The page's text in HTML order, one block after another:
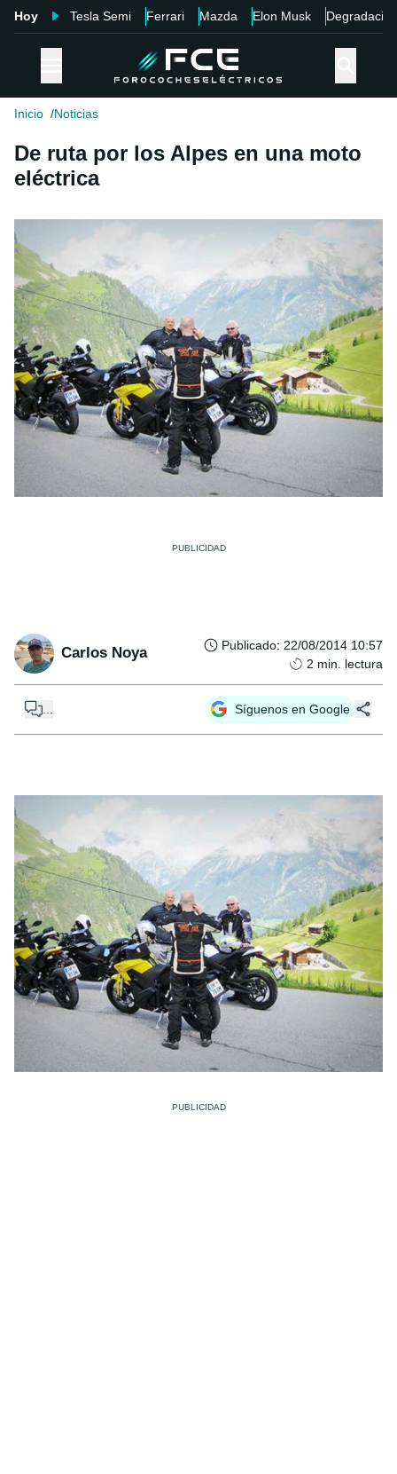
Hoy Tesla Semi Ferrari Mazda Elon Musk Degradación
Inicio Noticias
De ruta por los Alpes en una moto
eléctrica
Carlos Noya Publicado: 22/08/2014 10:57
2 min. lectura
Síguenos en Google